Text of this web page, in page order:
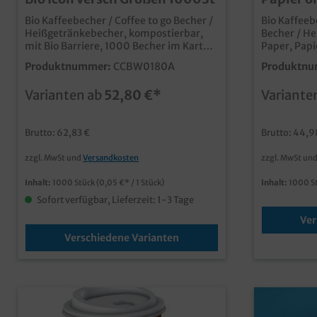
Bio Kaffeebecher / Coffee to go Becher /
Heißgetränkebecher, kompostierbar,
mit Bio Barriere, 1000 Becher im Karton
qualitativer Bio Trinkbecher, biologisch
abbaubar (Din13432) praktisch für kalte
unterstreichen Nachhaltigkeit durch
erdölfreie Bio Beschichtung Natürlich
umweltfreundlichen Bio Kaffeebecher
Sie uns einfach eine Druckanfrage.
Produktnummer: CCBW0180A
Varianten ab 52,80 €*
Brutto: 62,83 €
zzgl. MwSt und Versandkosten
Inhalt: 1000 Stück (0,05 €* / 1 Stück)
Sofort verfügbar, Lieferzeit: 1-3 Tage
Verschiedene Varianten
Bio
Becher /
Paper,
oder PLA
Karton 4oz/100ml Ø62mm, 8oz/200ml
12oz/
Flustix
dicht,
entsorgt werden
unseren
Brutto:
zzgl. MwSt und
Inhalt: 1000